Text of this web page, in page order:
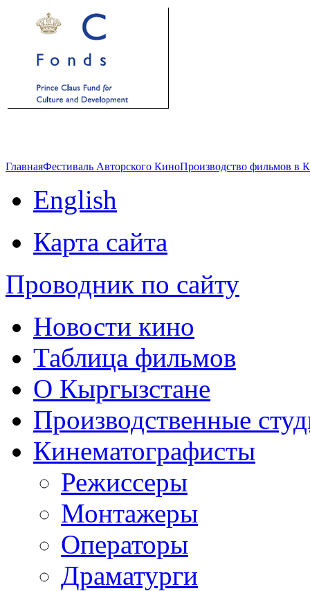
ГлавнаяФестиваль Авторского КиноПроизводство фильмов в
English
Карта сайта
Проводник по сайту
Новости кино
Таблица фильмов
О Кыргызстане
Производственные
Кинематографисты
Режиссеры
Монтажеры
Операторы
Драматурги